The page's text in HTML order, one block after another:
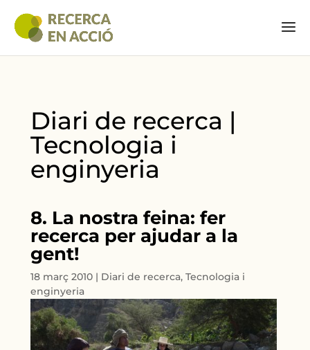
Diari de recerca |
Tecnologia i
enginyeria
8. La nostra feina: fer
recerca per ajudar a la
gent!
18 març 2010 | Diari de recerca,Tecnologia i
enginyeria